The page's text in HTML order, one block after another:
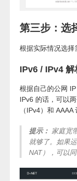
第三步：选
根据实际情况选择
IPv6 / IPv4 解
根据自己的公网
IPv6 的话，可以
（IPv4）和 AAAA
提示： 家庭宽
就够了。如果
NAT），可以同